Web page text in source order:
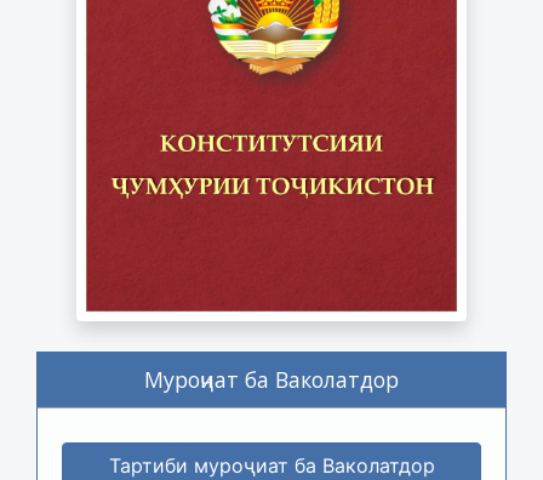
Муроҷиат ба Ваколатдор
Тартиби муроҷиат ба Ваколатдор